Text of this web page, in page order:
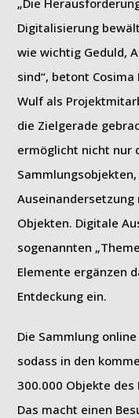
„Die
Digitalisierung
wie wichtig Geduld,
sind“, betont
Wulf als
die Zielgerade
ermöglicht nicht nur
Objekten. Digitale
sogenannten
Elemente ergänzen
Entdeckung ein.
Die Sammlung
sodass in den
300.000 Objekte
Das macht einen